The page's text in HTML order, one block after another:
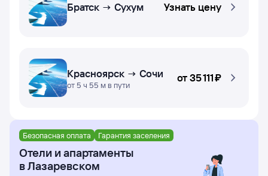
Братск → Сухум Узнать цену
Красноярск → Сочи
от 5 ч 55 м в пути
от35 ⁠111 ⁠₽
Безопасная оплата Гарантия заселения
Отели и апартаменты
в Лазаревском